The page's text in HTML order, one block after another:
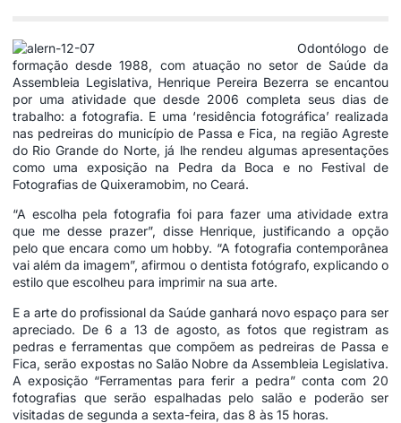
Odontólogo de
formação desde 1988, com atuação no setor de Saúde da
Assembleia Legislativa, Henrique Pereira Bezerra se encantou
por uma atividade que desde 2006 completa seus dias de
trabalho: a fotografia. E uma ‘residência fotográfica’ realizada
nas pedreiras do município de Passa e Fica, na região Agreste
do Rio Grande do Norte, já lhe rendeu algumas apresentações
como uma exposição na Pedra da Boca e no Festival de
Fotografias de Quixeramobim, no Ceará.
“A escolha pela fotografia foi para fazer uma atividade extra
que me desse prazer”, disse Henrique, justificando a opção
pelo que encara como um hobby. “A fotografia contemporânea
vai além da imagem”, afirmou o dentista fotógrafo, explicando o
estilo que escolheu para imprimir na sua arte.
E a arte do profissional da Saúde ganhará novo espaço para ser
apreciado. De 6 a 13 de agosto, as fotos que registram as
pedras e ferramentas que compõem as pedreiras de Passa e
Fica, serão expostas no Salão Nobre da Assembleia Legislativa.
A exposição “Ferramentas para ferir a pedra” conta com 20
fotografias que serão espalhadas pelo salão e poderão ser
visitadas de segunda a sexta-feira, das 8 às 15 horas.